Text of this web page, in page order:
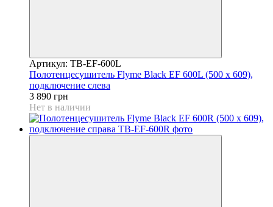
Артикул: TB-EF-600L
Полотенцесушитель Flyme Black EF 600L (500 х 609),
подключение слева
3 890 грн
Нет в наличии